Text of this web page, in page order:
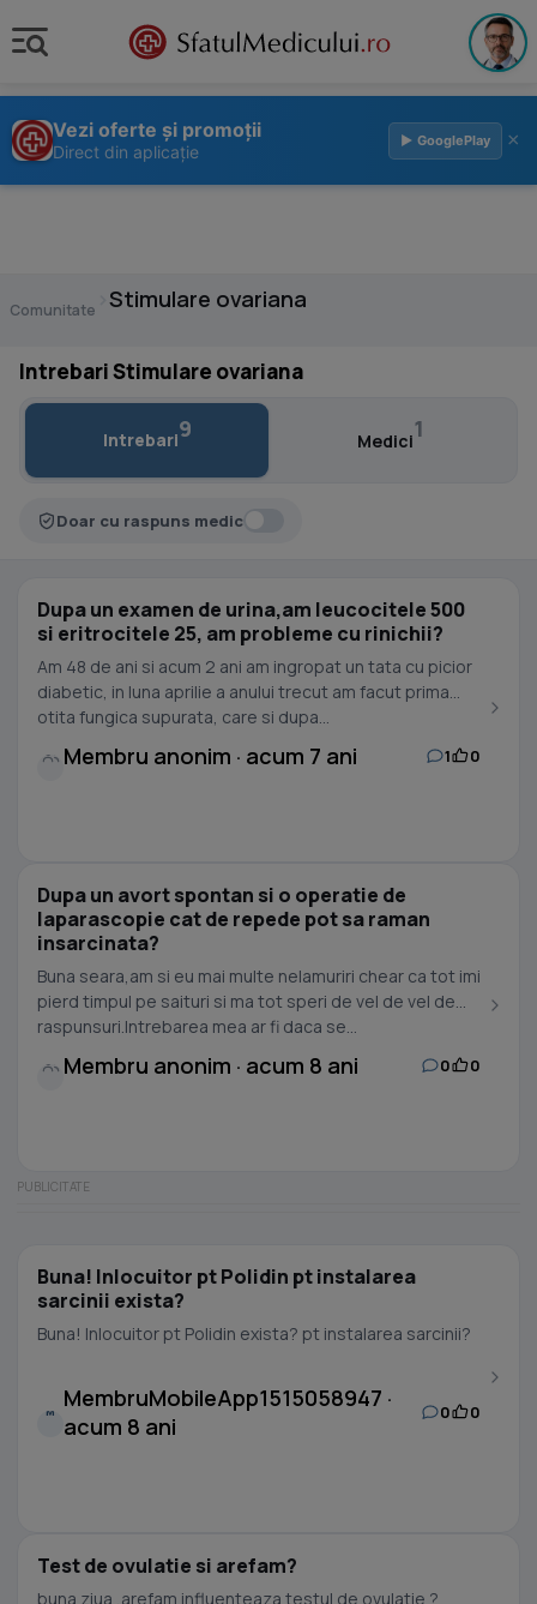
Vezi oferte și promoții
Direct din aplicație
▶ GooglePlay ×
Comunitate Stimulare ovariana
Intrebari Stimulare ovariana
Intrebari9 Medici1
Doar cu raspuns medic
Dupa un examen de urina,am leucocitele 500
si eritrocitele 25, am probleme cu rinichii?
Am 48 de ani si acum 2 ani am ingropat un tata cu picior
diabetic, in luna aprilie a anului trecut am facut prima
otita fungica supurata, care si dupa...
Membru anonim · acum 7 ani 1 0
Dupa un avort spontan si o operatie de
laparascopie cat de repede pot sa raman
insarcinata?
Buna seara,am si eu mai multe nelamuriri chear ca tot imi
pierd timpul pe saituri si ma tot speri de vel de vel de
raspunsuri.Intrebarea mea ar fi daca se...
Membru anonim · acum 8 ani 0 0
Buna! Inlocuitor pt Polidin pt instalarea
sarcinii exista?
Buna! Inlocuitor pt Polidin exista? pt instalarea sarcinii?
M
MembruMobileApp1515058947 ·
acum 8 ani
0 0
Test de ovulatie si arefam?
buna ziua ,arefam influenteaza testul de ovulatie ?